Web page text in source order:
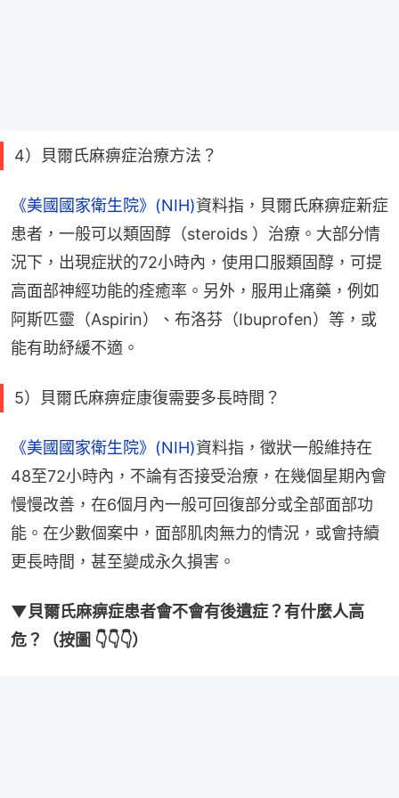
4）貝爾氏麻痹症治療方法？
《美國國家衛生院》(NIH)資料指，貝爾氏麻痹症新症
患者，一般可以類固醇（steroids ）治療。大部分情
況下，出現症狀的72小時內，使用口服類固醇，可提
高面部神經功能的痊癒率。另外，服用止痛藥，例如
阿斯匹靈（Aspirin）、布洛芬（Ibuprofen）等，或
能有助紓緩不適。
5）貝爾氏麻痹症康復需要多長時間？
《美國國家衛生院》(NIH)資料指，徵狀一般維持在
48至72小時內，不論有否接受治療，在幾個星期內會
慢慢改善，在6個月內一般可回復部分或全部面部功
能。在少數個案中，面部肌肉無力的情況，或會持續
更長時間，甚至變成永久損害。
▼貝爾氏麻痹症患者會不會有後遺症？有什麼人高
危？（按圖 👇👇👇）